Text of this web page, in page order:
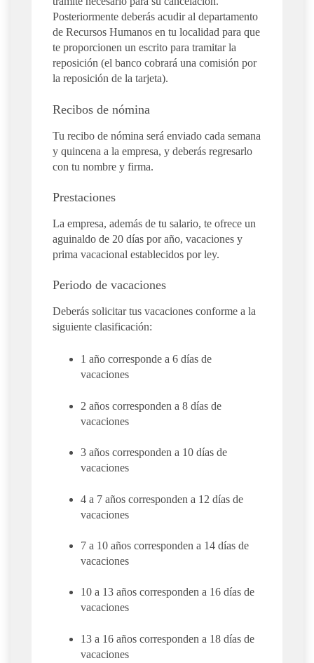
Posteriormente deberás acudir al departamento
de Recursos Humanos en tu localidad para que
te proporcionen un escrito para tramitar la
reposición (el banco cobrará una comisión por
la reposición de la tarjeta).
Recibos de nómina
Tu recibo de nómina será enviado cada semana
y quincena a la empresa, y deberás regresarlo
con tu nombre y firma.
Prestaciones
La empresa, además de tu salario, te ofrece un
aguinaldo de 20 días por año, vacaciones y
prima vacacional establecidos por ley.
Periodo de vacaciones
Deberás solicitar tus vacaciones conforme a la
siguiente clasificación:
1 año corresponde a 6 días de
vacaciones
2 años corresponden a 8 días de
vacaciones
3 años corresponden a 10 días de
vacaciones
4 a 7 años corresponden a 12 días de
vacaciones
7 a 10 años corresponden a 14 días de
vacaciones
10 a 13 años corresponden a 16 días de
vacaciones
13 a 16 años corresponden a 18 días de
vacaciones